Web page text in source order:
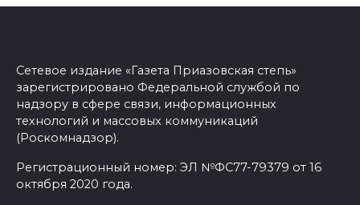
Сетевое издание «Газета Приазовская степь»
зарегистрировано Федеральной службой по
надзору в сфере связи, информационных
технологий и массовых коммуникаций
(Роскомнадзор).
Регистрационный номер: ЭЛ №ФС77-79379 от 16
октября 2020 года.